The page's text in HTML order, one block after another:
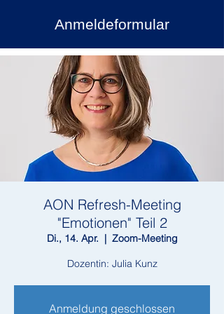
Anmeldeformular
AON Refresh-Meeting
"Emotionen" Teil 2
Di., 14. Apr.
  |
Zoom-Meeting
Dozentin: Julia Kunz
Anmeldung geschlossen